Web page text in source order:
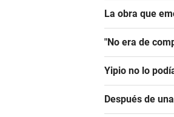
La obra que
"No era de
Yipio no lo
Después de